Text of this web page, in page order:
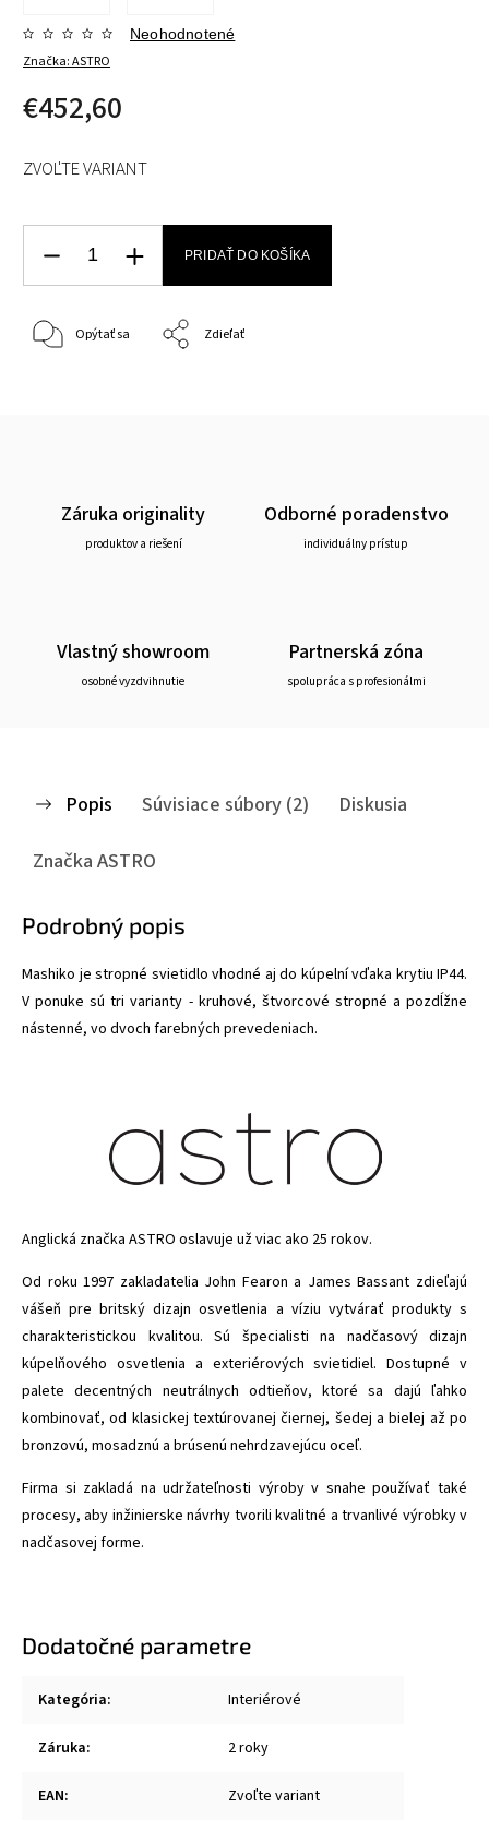
Značka:ASTRO
Neohodnotené
€452,60
ZVOĽTE VARIANT
PRIDAŤ DO KOŠÍKA
Opýtať sa Zdieľať
Záruka originality
produktov a riešení
Odborné poradenstvo
individuálny prístup
Vlastný showroom
osobné vyzdvihnutie
Partnerská zóna
spolupráca s profesionálmi
Popis Súvisiace súbory (2)
Diskusia
ZnačkaASTRO
Podrobný popis
Mashiko je stropné svietidlo vhodné aj do kúpelní vďaka krytiu IP44.
V ponuke sú tri varianty - kruhové, štvorcové stropné a pozdĺžne
nástenné, vo dvoch farebných prevedeniach.
Anglická značka ASTRO oslavuje už viac ako 25 rokov.
Od roku 1997 zakladatelia John Fearon a James Bassant zdieľajú
vášeň pre britský dizajn osvetlenia a víziu vytvárať produkty s
charakteristickou kvalitou. Sú špecialisti na nadčasový dizajn
kúpelňového osvetlenia a exteriérových svietidiel. Dostupné v
palete decentných neutrálnych odtieňov, ktoré sa dajú ľahko
kombinovať, od klasickej textúrovanej čiernej, šedej a bielej až po
bronzovú, mosadznú a brúsenú nehrdzavejúcu oceľ.
Firma si zakladá na udržateľnosti výroby v snahe používať také
procesy, aby inžinierske návrhy tvorili kvalitné a trvanlivé výrobky v
nadčasovej forme.
Dodatočné parametre
Kategória: Interiérové
Záruka: 2 roky
EAN: Zvoľte variant